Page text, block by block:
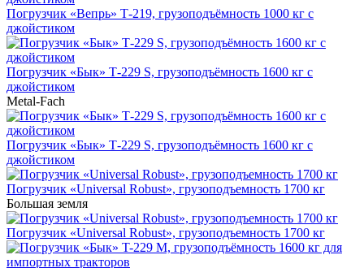
Погрузчик «Вепрь» Т-219, грузоподъёмность 1000 кг с
джойстиком
Погрузчик «Бык» Т-229 S, грузоподъёмность 1600 кг с
джойстиком
Metal-Fach
Погрузчик «Бык» Т-229 S, грузоподъёмность 1600 кг с
джойстиком
Погрузчик «Universal Robust», грузоподъемность 1700 кг
Большая земля
Погрузчик «Universal Robust», грузоподъемность 1700 кг